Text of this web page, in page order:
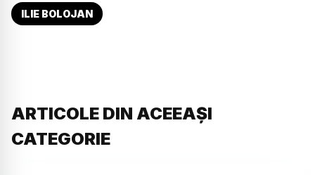
ILIE BOLOJAN
ARTICOLE DIN ACEEAȘI
CATEGORIE